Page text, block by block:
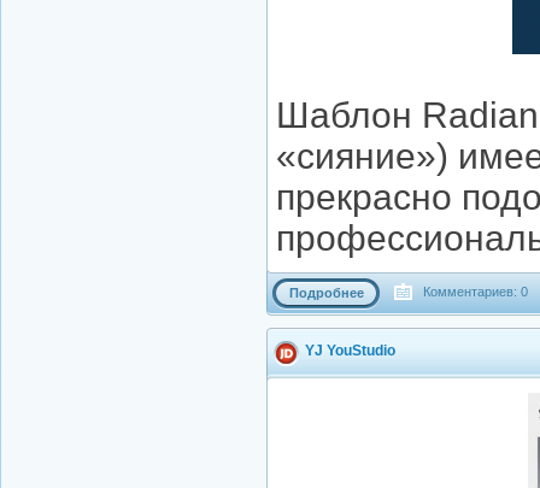
Шаблон
«сияние»)
прекрасно
Подробнее Комментариев: 0
YJ YouStudio